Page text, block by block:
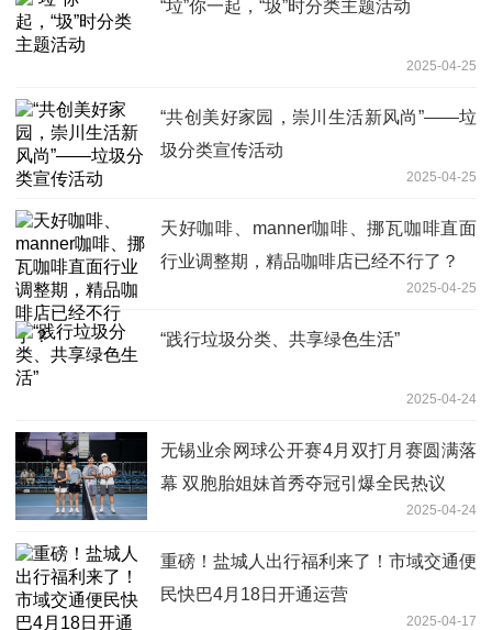
“垃”你一起，“圾”时分类主题活动
2025-04-25
“共创美好家园，崇川生活新风尚”——垃
圾分类宣传活动
2025-04-25
天好咖啡、manner咖啡、挪瓦咖啡直面
行业调整期，精品咖啡店已经不行了？
2025-04-25
“践行垃圾分类、共享绿色生活”
2025-04-24
无锡业余网球公开赛4月双打月赛圆满落
幕 双胞胎姐妹首秀夺冠引爆全民热议
2025-04-24
重磅！盐城人出行福利来了！市域交通便
民快巴4月18日开通运营
2025-04-17